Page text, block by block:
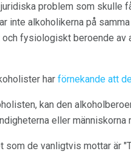
problem som skulle
inte alkoholikerna på
fysiologiskt beroende av
har förnekande att
kan den
eller människorna
som de vanligtvis mottar är